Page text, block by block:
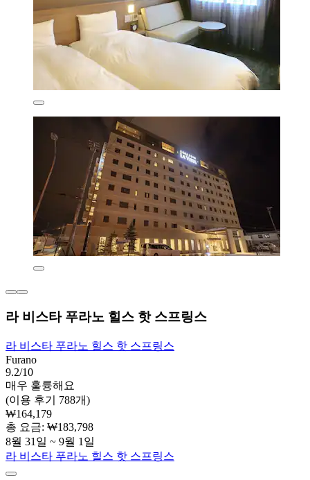
라 비스타 푸라노 힐스 핫 스프링스
라 비스타 푸라노 힐스 핫 스프링스
Furano
9.2/10
매우 훌륭해요
(이용 후기 788개)
₩164,179
총 요금: ₩183,798
8월 31일 ~ 9월 1일
라 비스타 푸라노 힐스 핫 스프링스